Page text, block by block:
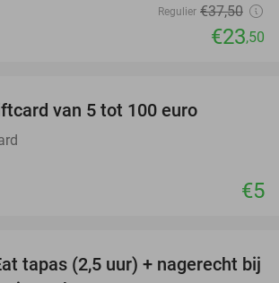
Regulier €37,50
€23,50
van 5 tot 100 euro
€5
34%
tapas (2,5 uur) + nagerecht bij